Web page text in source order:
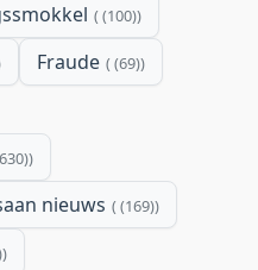
(100)
Fraude (69)
nieuws (169)